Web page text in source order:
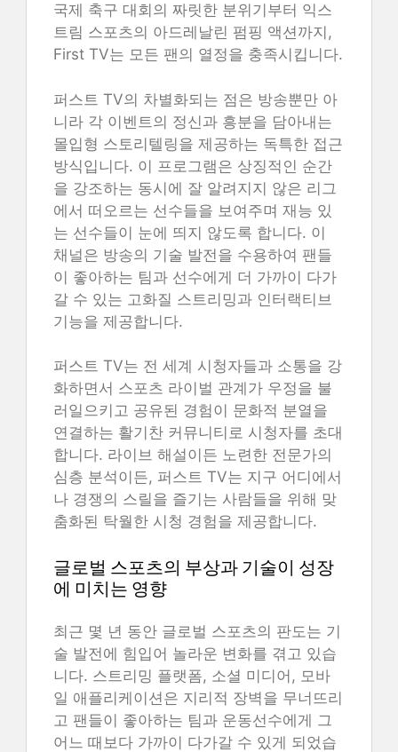
국제 축구 대회의 짜릿한 분위기부터 익스
트림 스포츠의 아드레날린 펌핑 액션까지,
First TV는 모든 팬의 열정을 충족시킵니다.
퍼스트 TV의 차별화되는 점은 방송뿐만 아
니라 각 이벤트의 정신과 흥분을 담아내는
몰입형 스토리텔링을 제공하는 독특한 접근
방식입니다. 이 프로그램은 상징적인 순간
을 강조하는 동시에 잘 알려지지 않은 리그
에서 떠오르는 선수들을 보여주며 재능 있
는 선수들이 눈에 띄지 않도록 합니다. 이
채널은 방송의 기술 발전을 수용하여 팬들
이 좋아하는 팀과 선수에게 더 가까이 다가
갈 수 있는 고화질 스트리밍과 인터랙티브
기능을 제공합니다.
퍼스트 TV는 전 세계 시청자들과 소통을 강
화하면서 스포츠 라이벌 관계가 우정을 불
러일으키고 공유된 경험이 문화적 분열을
연결하는 활기찬 커뮤니티로 시청자를 초대
합니다. 라이브 해설이든 노련한 전문가의
심층 분석이든, 퍼스트 TV는 지구 어디에서
나 경쟁의 스릴을 즐기는 사람들을 위해 맞
춤화된 탁월한 시청 경험을 제공합니다.
글로벌 스포츠의 부상과 기술이 성장
에 미치는 영향
최근 몇 년 동안 글로벌 스포츠의 판도는 기
술 발전에 힘입어 놀라운 변화를 겪고 있습
니다. 스트리밍 플랫폼, 소셜 미디어, 모바
일 애플리케이션은 지리적 장벽을 무너뜨리
고 팬들이 좋아하는 팀과 운동선수에게 그
어느 때보다 가까이 다가갈 수 있게 되었습